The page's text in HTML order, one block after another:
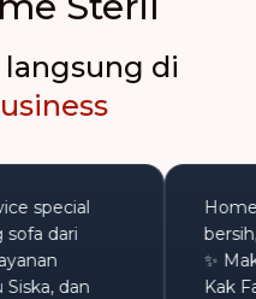
langsung di
special
sofa dari
Bu Siska, dan